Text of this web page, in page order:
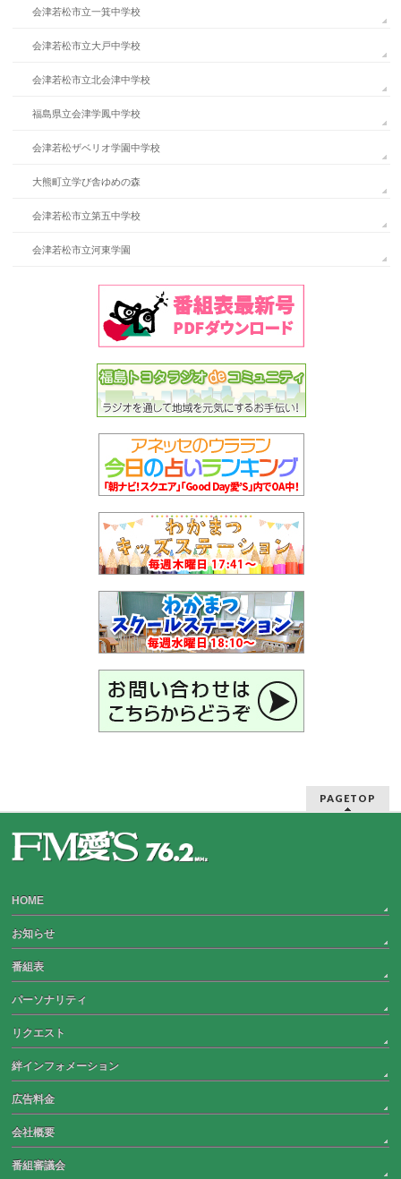
会津若松市立一箕中学校
会津若松市立大戸中学校
会津若松市立北会津中学校
福島県立会津学鳳中学校
会津若松ザベリオ学園中学校
大熊町立学び舎ゆめの森
会津若松市立第五中学校
会津若松市立河東学園
PAGETOP
HOME
お知らせ
番組表
パーソナリティ
リクエスト
絆インフォメーション
広告料金
会社概要
番組審議会